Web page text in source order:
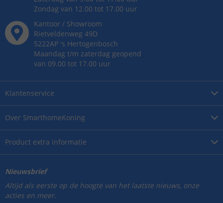
Over SmarthomeKoning
Product extra informatie
Klantenservice
Zondag van 12.00 tot 17.00 uur
Kantoor / Showroom
Rietveldenweg 49D
5222AP 's Hertogenbosch
Maandag t/m zaterdag geopend
van 09.00 tot 17.00 uur
Nieuwsbrief
Altijd als eerste op de hoogte van het laatste nieuws, onze
acties en meer.